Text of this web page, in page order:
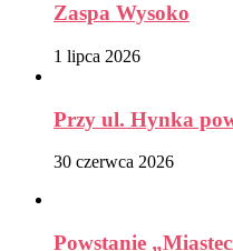
Zaspa Wysoko
1 lipca 2026
Przy ul. Hynka
30 czerwca 2026
Powstanie